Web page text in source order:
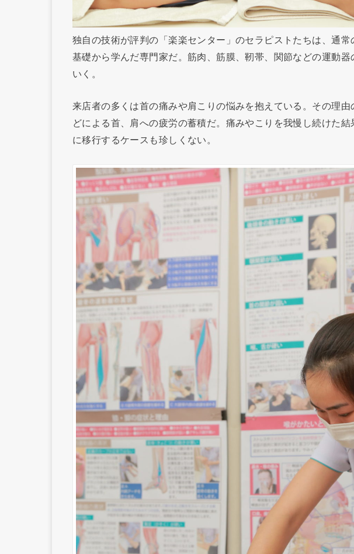
独自の技術が評判の「楽楽センター」のセラピストたちは、通
基礎から学んだ専門家だ。筋肉、筋膜、靭帯、関節などの運動
いく。
来店者の多くは首の痛みや肩こりの悩みを抱えている。その理
どによる首、肩への疲労の蓄積だ。痛みやこりを我慢し続けた
に移行するケースも珍しくない。